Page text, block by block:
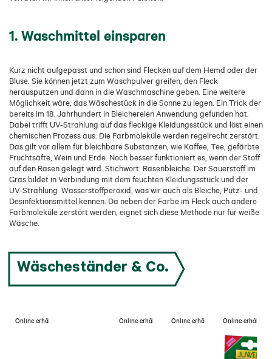
1. Waschmittel einsparen
Kurz nicht aufgepasst und schon sind Flecken auf dem Hemd oder der
Bluse. Sie können jetzt zum Waschpulver greifen, den Fleck
herausputzen und dann in die Waschmaschine geben. Eine weitere
Möglichkeit wäre, das Wäschestück in die Sonne zu legen. Ein Trick der
bereits im 18. Jahrhundert in Bleichereien Anwendung gefunden hat.
Dabei trifft UV-Strahlung auf das fleckige Kleidungsstück und löst einen
chemischen Prozess aus. Die Farbmoleküle werden regelrecht zerstört.
Das gilt vor allem für bleichbare Substanzen, wie Kaffee, Tee, gefärbte
Fruchtsäfte, Wein und Erde. Noch besser funktioniert es, wenn der Stoff
auf den Rasen gelegt wird. Stichwort: Rasenbleiche. Der Sauerstoff im
Gras bildet in Verbindung mit dem feuchten Kleidungsstück und der
UV-Strahlung Wasserstoffperoxid, was wir auch als Bleiche, Putz- und
Desinfektionsmittel kennen. Da neben der Farbe im Fleck auch andere
Farbmoleküle zerstört werden, eignet sich diese Methode nur für weiße
Wäsche.
Wäscheständer & Co.
Online erhältlich Online erhältlich Online erhältlich Online erhältlich